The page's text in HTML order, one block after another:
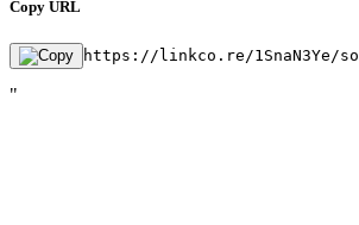
Copy URL
https://linkco.re/1SnaN3Ye/
"